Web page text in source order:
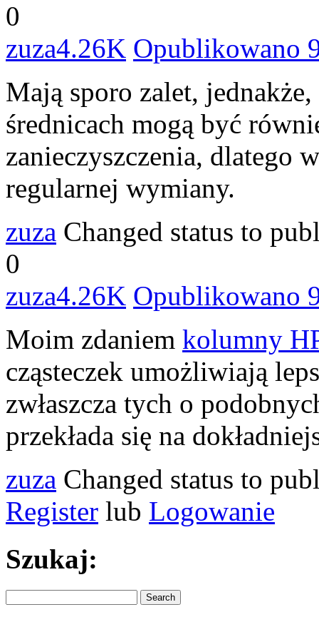
0
zuza4.26K Opublikowano
Mają sporo zalet,
średnicach mogą być
zanieczyszczenia, dlatego
regularnej wymiany.
zuza Changed status to
0
zuza4.26K Opublikowano
Moim zdaniem kolumny
cząsteczek umożliwiają
zwłaszcza tych o
przekłada się na
zuza Changed status to
Register lub Logowanie
Szukaj: